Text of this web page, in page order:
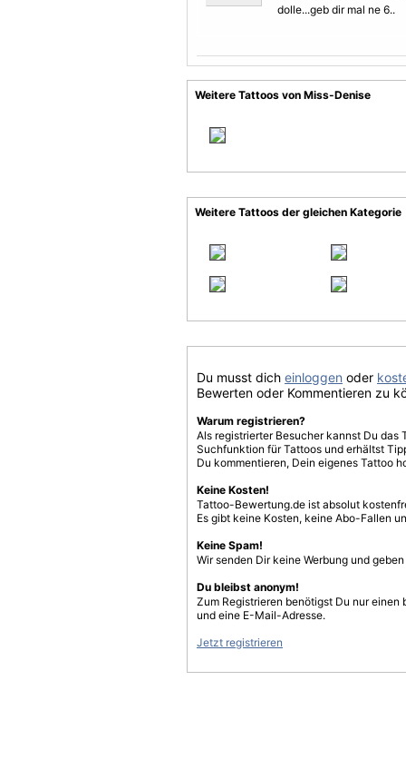
dolle...geb dir mal ne 6..
Weitere Tattoos von Miss-Denise
Weitere Tattoos der gleichen Kategorie
Du musst dich einloggen oder
Bewerten oder Kommentieren zu
Warum registrieren?
Als registrierter Besucher kannst Du
Suchfunktion für Tattoos und erhältst
Du kommentieren, Dein eigenes Tattoo
Keine Kosten!
Tattoo-Bewertung.de ist absolut
Es gibt keine Kosten, keine Abo-Fallen
Keine Spam!
Wir senden Dir keine Werbung und
Du bleibst anonym!
Zum Registrieren benötigst Du nur einen
und eine E-Mail-Adresse.
Jetzt registrieren